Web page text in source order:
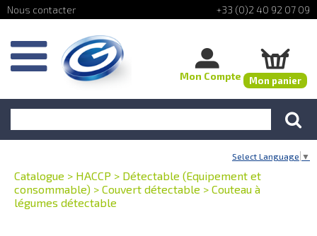
+33 (0)2 40 92 07 09
Mon Compte Mon panier
Select Language ▼
Catalogue > HACCP > Détectable (Equipement et
consommable) > Couvert détectable > Couteau à
légumes détectable